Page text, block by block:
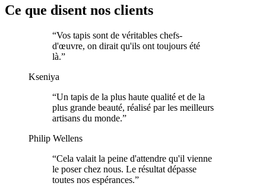
Ce que disent nos clients
“Vos tapis sont de véritables chefs-
d'œuvre, on dirait qu'ils ont toujours été
là.”
Kseniya
“Un tapis de la plus haute qualité et de la
plus grande beauté, réalisé par les meilleurs
artisans du monde.”
Philip Wellens
“Cela valait la peine d'attendre qu'il vienne
le poser chez nous. Le résultat dépasse
toutes nos espérances.”